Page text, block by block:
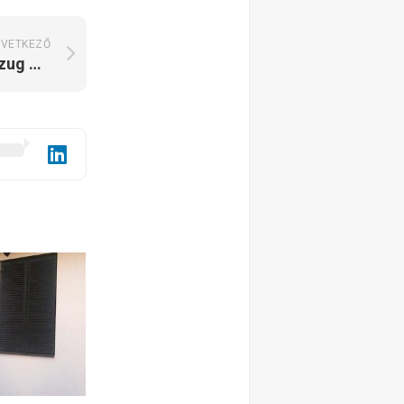
Panka Üdülőház Bónom zug Gyomaendrőd